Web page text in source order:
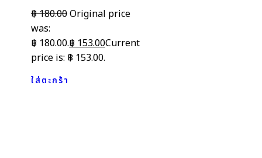
฿180.00Original price
was:
฿ 180.00.฿ 153.00Current
price is: ฿ 153.00.
ใส่ตะกร้า